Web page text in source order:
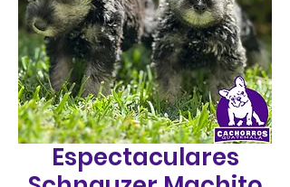
Espectaculares